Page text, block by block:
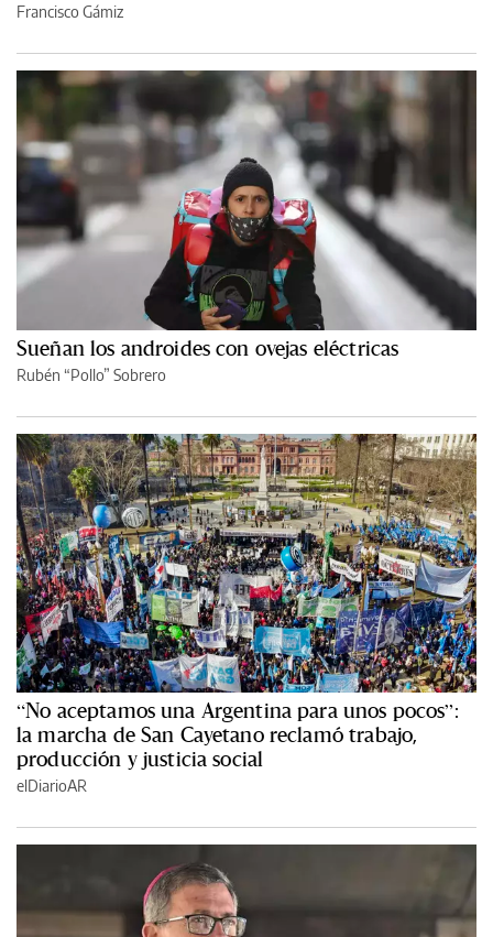
Francisco Gámiz
Sueñan los androides con ovejas eléctricas
Rubén “Pollo” Sobrero
“No aceptamos una Argentina para unos pocos”:
la marcha de San Cayetano reclamó trabajo,
producción y justicia social
elDiarioAR